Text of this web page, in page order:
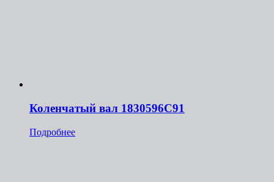
Коленчатый вал 1830596С91
Подробнее